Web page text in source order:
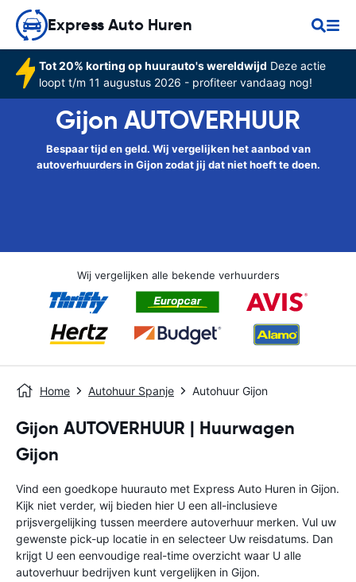
Express Auto Huren
Tot 20% korting op huurauto's wereldwijd Deze actie
loopt t/m 11 augustus 2026 - profiteer vandaag nog!
Gijon AUTOVERHUUR
Bespaar tijd en geld. Wij vergelijken het aanbod van
autoverhuurders in Gijon zodat jij dat niet hoeft te doen.
Wij vergelijken alle bekende verhuurders
Home Autohuur Spanje Autohuur Gijon
Gijon AUTOVERHUUR | Huurwagen
Gijon
Vind een goedkope huurauto met Express Auto Huren in Gijon.
Kijk niet verder, wij bieden hier U een all-inclusieve
prijsvergelijking tussen meerdere autoverhuur merken. Vul uw
gewenste pick-up locatie in en selecteer Uw reisdatums. Dan
krijgt U een eenvoudige real-time overzicht waar U alle
autoverhuur bedrijven kunt vergelijken in Gijon.